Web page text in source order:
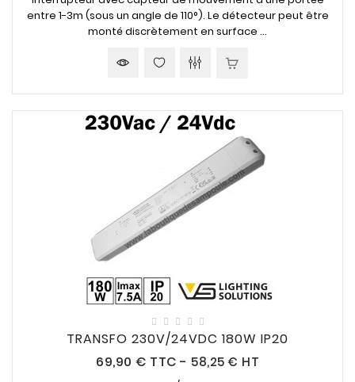
entre 1-3m (sous un angle de 110°). Le détecteur peut être
monté discrètement en surface ...
TRANSFO 230V/24VDC 180W IP20
69,90 € Prix
TTC - 58,25 € HT